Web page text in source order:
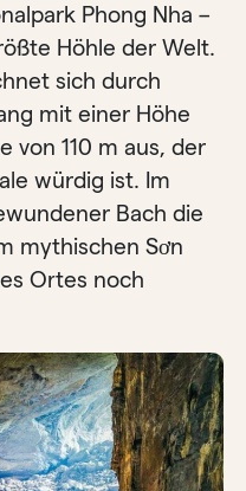
Phong Nha –
Höhle der Welt.
sich durch
mit einer Höhe
von 110 m aus, der
würdig ist. Im
Bach die
mythischen Sơn
Ortes noch